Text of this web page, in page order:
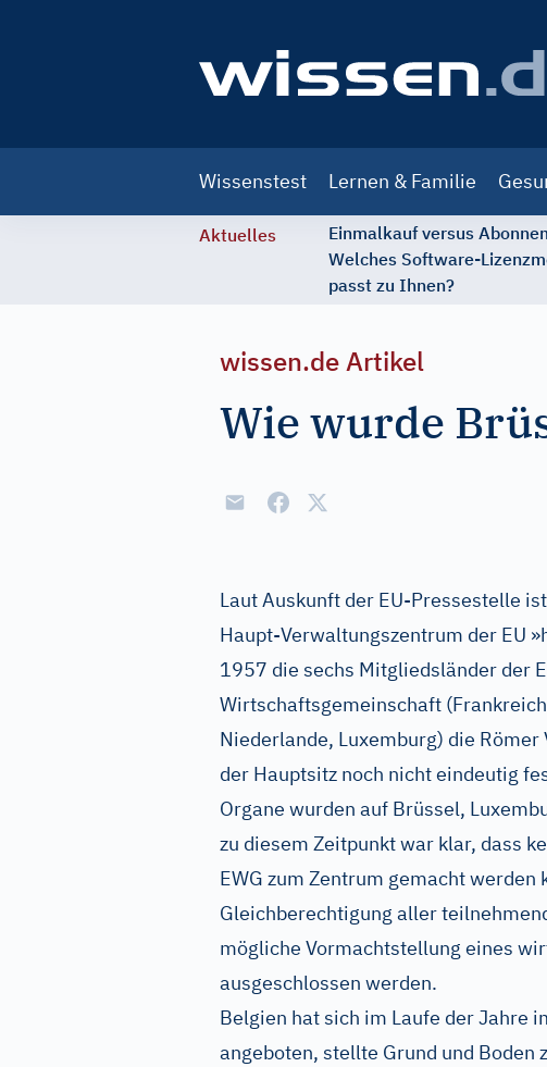
navigation
Wissenstest Lernen & Familie
Aktuelles
Einmalkauf versus
Welches Software-
passt zu Ihnen?
wissen.de Artikel
Wie wurde
Laut Auskunft der EU-Pressestelle
Haupt-Verwaltungszentrum der EU
1957 die sechs Mitgliedsländer der
Wirtschaftsgemeinschaft
Niederlande, Luxemburg) die
der Hauptsitz noch nicht eindeutig
Organe wurden auf Brüssel,
zu diesem Zeitpunkt war klar, dass
EWG zum Zentrum gemacht werden
Gleichberechtigung aller
mögliche Vormachtstellung eines
ausgeschlossen werden.
Belgien hat sich im Laufe der Jahre
angeboten, stellte Grund und Boden